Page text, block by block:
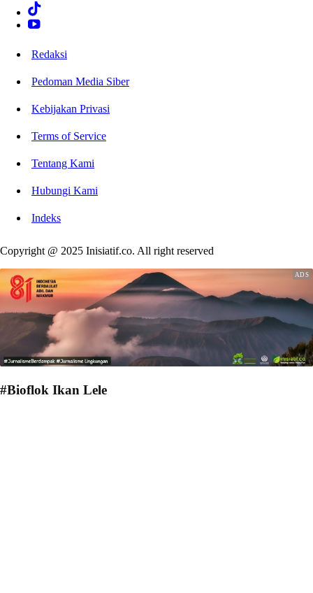
Redaksi
Pedoman Media Siber
Kebijakan Privasi
Terms of Service
Tentang Kami
Hubungi Kami
Indeks
Copyright @ 2025 Inisiatif.co. All right reserved
#Bioflok Ikan Lele